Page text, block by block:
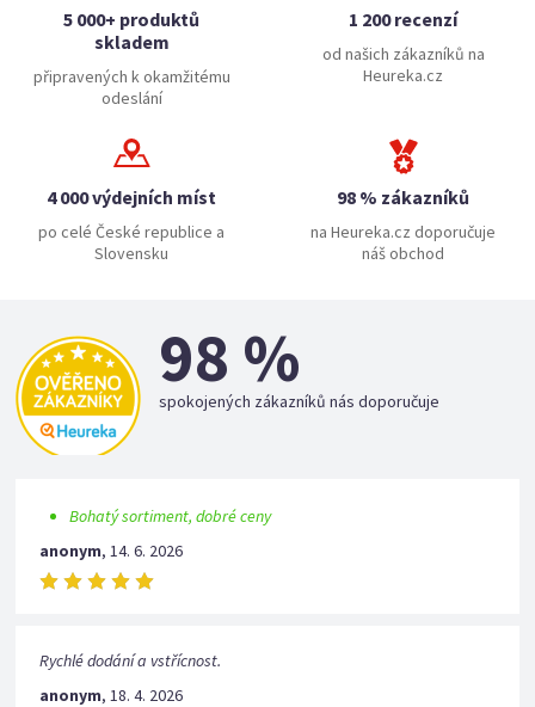
5 000+ produktů
skladem
připravených k okamžitému
odeslání
1 200 recenzí
od našich zákazníků na
Heureka.cz
4 000 výdejních míst
po celé České republice a
Slovensku
98 % zákazníků
na Heureka.cz doporučuje
náš obchod
98 %
spokojených zákazníků nás doporučuje
Bohatý sortiment, dobré ceny
anonym,14. 6. 2026
Rychlé dodání a vstřícnost.
anonym,18. 4. 2026